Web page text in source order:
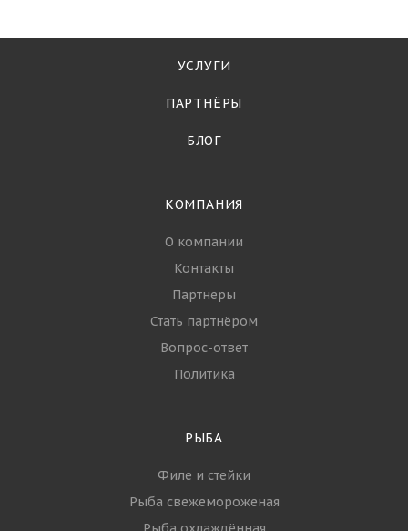
УСЛУГИ
ПАРТНЁРЫ
БЛОГ
КОМПАНИЯ
О компании
Контакты
Партнеры
Стать партнёром
Вопрос-ответ
Политика
РЫБА
Филе и стейки
Рыба свежемороженая